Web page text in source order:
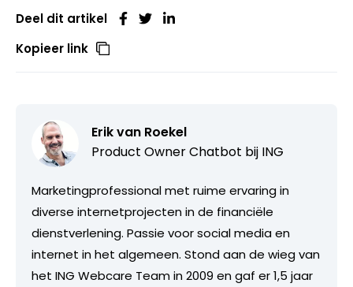
Deel dit artikel
Kopieer link
Erik van Roekel
Product Owner Chatbot bij ING
Marketingprofessional met ruime ervaring in
diverse internetprojecten in de financiële
dienstverlening. Passie voor social media en
internet in het algemeen. Stond aan de wieg van
het ING Webcare Team in 2009 en gaf er 1,5 jaar